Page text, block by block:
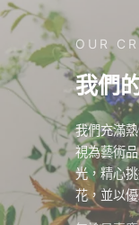
OUR
我們
我們充滿
視為藝術
光，精心
花，並以